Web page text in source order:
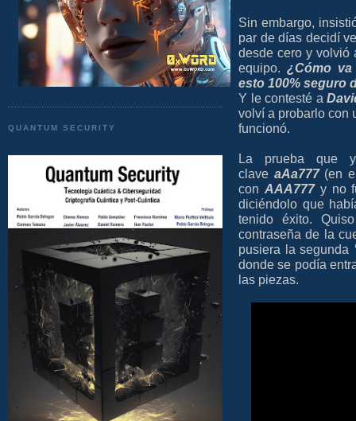
QUANTUM SECURITY
Sin embargo,
par de días decidí
desde cero y volvió
equipo. ¿Cómo
esto 100% seguro
Y le contesté a
volví a probarlo con
funcionó.
La prueba que
clave aAa777(en
con AAA777y no
diciéndolo que
tenido éxito.
contraseña de la
pusiera la segunda
donde se podía
las piezas.